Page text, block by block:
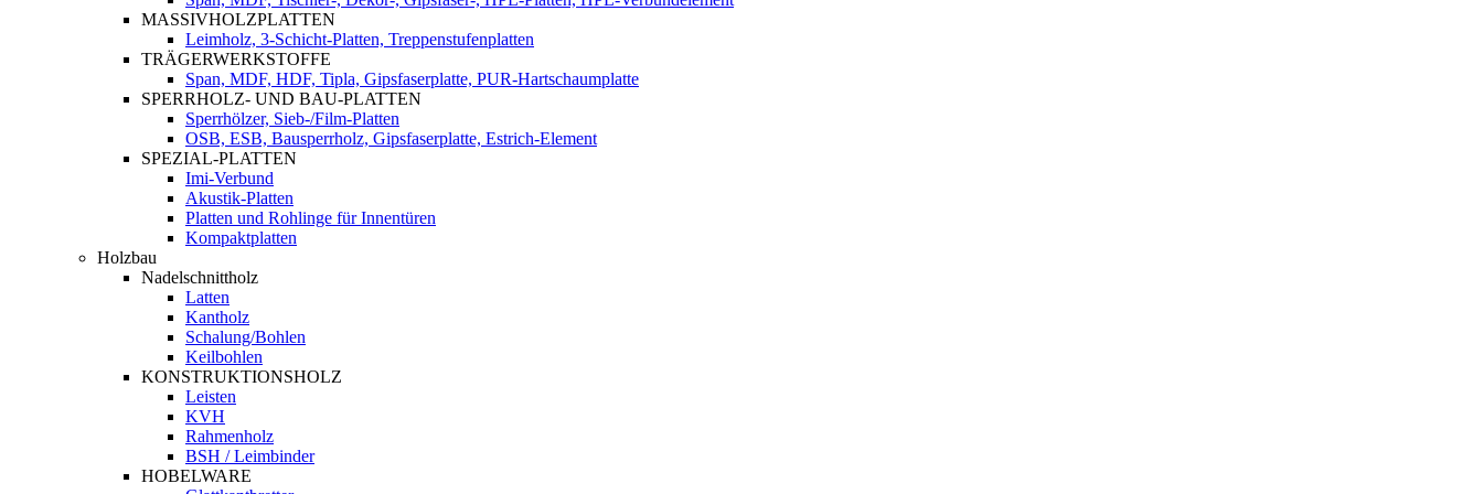
MASSIVHOLZPLATTEN
Leimholz, 3-Schicht-Platten, Treppenstufenplatten
TRÄGERWERKSTOFFE
Span, MDF, HDF, Tipla, Gipsfaserplatte, PUR-Hartschaumplatte
SPERRHOLZ- UND BAU-PLATTEN
Sperrhölzer, Sieb-/Film-Platten
OSB, ESB, Bausperrholz, Gipsfaserplatte, Estrich-Element
SPEZIAL-PLATTEN
Imi-Verbund
Akustik-Platten
Platten und Rohlinge für Innentüren
Kompaktplatten
Holzbau
Nadelschnittholz
Latten
Kantholz
Schalung/Bohlen
Keilbohlen
KONSTRUKTIONSHOLZ
Leisten
KVH
Rahmenholz
BSH / Leimbinder
HOBELWARE